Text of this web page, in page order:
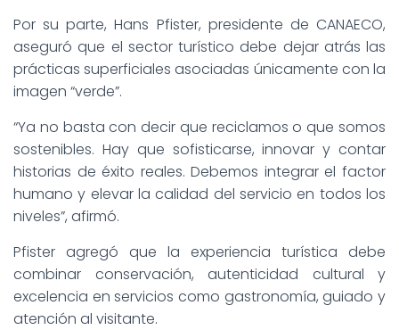
Por su parte, Hans Pfister, presidente de CANAECO,
aseguró que el sector turístico debe dejar atrás las
prácticas superficiales asociadas únicamente con la
imagen “verde”.
“Ya no basta con decir que reciclamos o que somos
sostenibles. Hay que sofisticarse, innovar y contar
historias de éxito reales. Debemos integrar el factor
humano y elevar la calidad del servicio en todos los
niveles”, afirmó.
Pfister agregó que la experiencia turística debe
combinar conservación, autenticidad cultural y
excelencia en servicios como gastronomía, guiado y
atención al visitante.